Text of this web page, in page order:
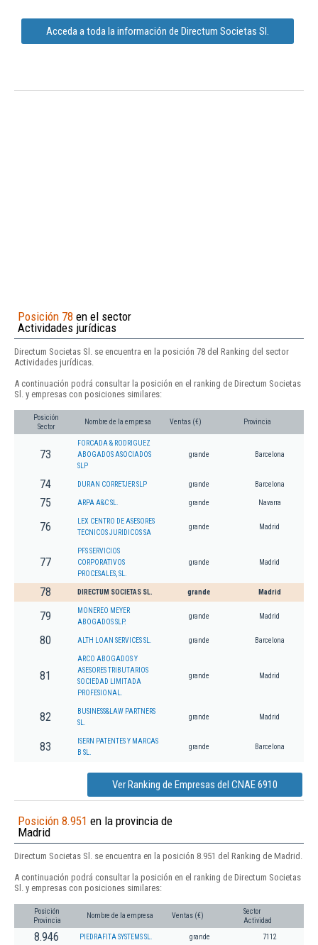
Acceda a toda la información de Directum Societas Sl.
Posición 78 en el sector
Actividades jurídicas
Directum Societas Sl. se encuentra en la posición 78 del Ranking del sector
Actividades jurídicas.
A continuación podrá consultar la posición en el ranking de Directum Societas
Sl. y empresas con posiciones similares:
Posición
Sector
Nombre de la empresa Ventas (€) Provincia
73
FORCADA & RODRIGUEZ
ABOGADOS ASOCIADOS
SLP
grande Barcelona
74 DURAN CORRETJER SLP grande Barcelona
75 ARPA A&C SL. grande Navarra
76
LEX CENTRO DE ASESORES
TECNICOS JURIDICOS SA
grande Madrid
77
PFS SERVICIOS
CORPORATIVOS
PROCESALES, SL.
grande Madrid
78 DIRECTUM SOCIETAS SL. grande Madrid
79
MONEREO MEYER
ABOGADOS SLP.
grande Madrid
80 ALTH LOAN SERVICES SL. grande Barcelona
81
ARCO ABOGADOS Y
ASESORES TRIBUTARIOS
SOCIEDAD LIMITADA
PROFESIONAL.
grande Madrid
82
BUSINESS&LAW PARTNERS
SL.
grande Madrid
83
ISERN PATENTES Y MARCAS
B SL.
grande Barcelona
Ver Ranking de Empresas del CNAE 6910
Posición 8.951 en la provincia de
Madrid
Directum Societas Sl. se encuentra en la posición 8.951 del Ranking de Madrid.
A continuación podrá consultar la posición en el ranking de Directum Societas
Sl. y empresas con posiciones similares:
Posición
Provincia
Nombre de la empresa Ventas (€)
Sector
Actividad
8.946 PIEDRAFITA SYSTEMS SL. grande 7112